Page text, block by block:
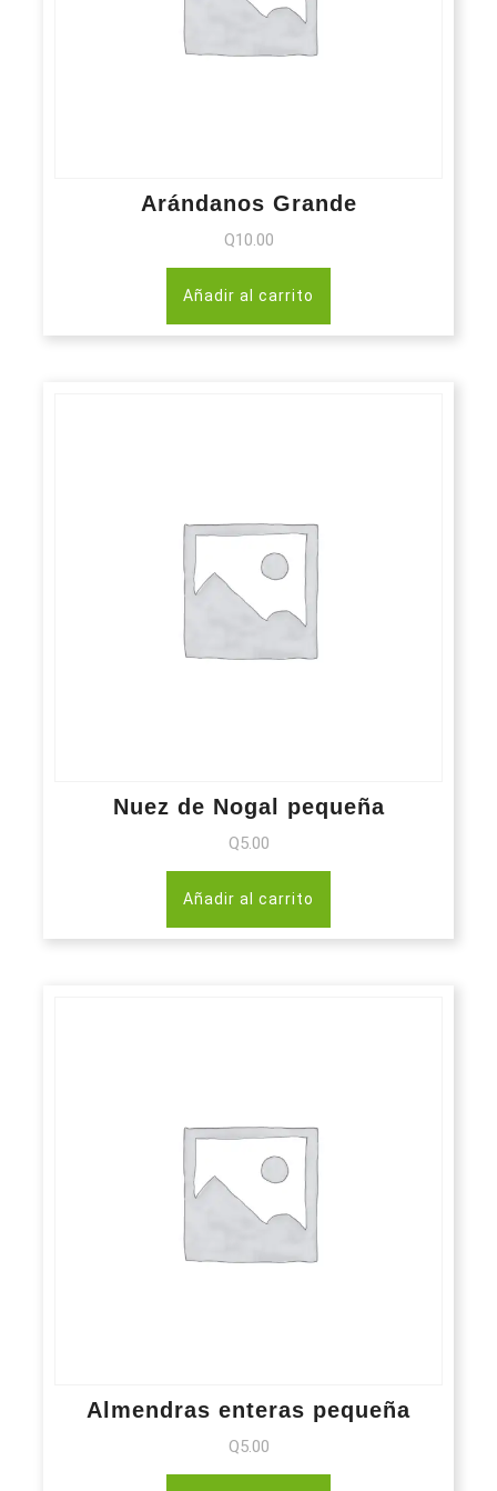
Arándanos Grande
Q10.00
Añadir al carrito
Nuez de Nogal pequeña
Q5.00
Añadir al carrito
Almendras enteras pequeña
Q5.00